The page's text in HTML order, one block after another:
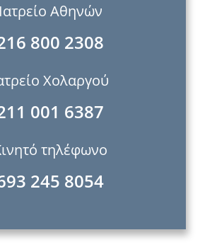
Ιατρείο Αθηνών
800 2308
Χολαργού
001 6387
τηλέφωνο
245 8054